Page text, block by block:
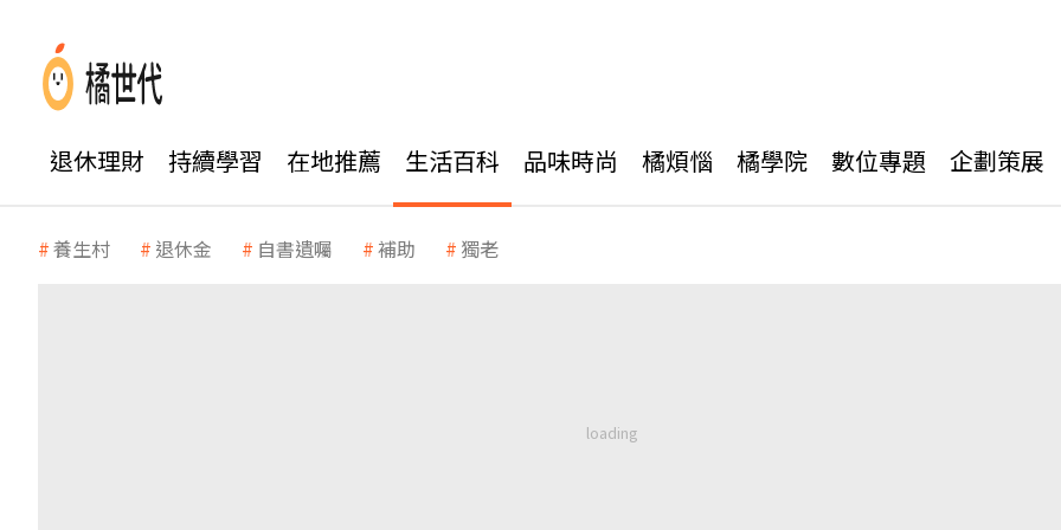
退休理財 持續學習 在地推薦 生活百科 品味時尚 橘煩惱 橘學院 數位專題 企劃策展
養生村 退休金 自書遺囑 補助 獨老